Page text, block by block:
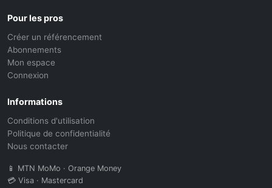
Pour les pros
Créer un référencement
Abonnements
Mon espace
Connexion
Informations
Conditions d'utilisation
Politique de confidentialité
Nous contacter
📱 MTN MoMo · Orange Money
💳 Visa · Mastercard